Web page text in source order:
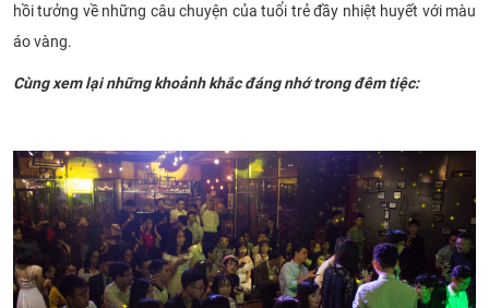
hồi tưởng về những câu chuyện của tuổi trẻ đầy nhiệt huyết với màu
áo vàng.
Cùng xem lại những khoảnh khắc đáng nhớ trong đêm tiệc:​